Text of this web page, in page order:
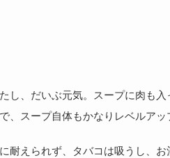
し、だいぶ元気。スープに肉も
、スープ自体もかなりレベルアッ
耐えられず、タバコは吸うし、